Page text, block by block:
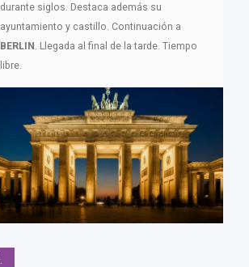
durante siglos. Destaca además su
ayuntamiento y castillo. Continuación a
BERLIN . Llegada al final de la tarde. Tiempo
libre.